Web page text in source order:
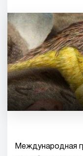
Международная